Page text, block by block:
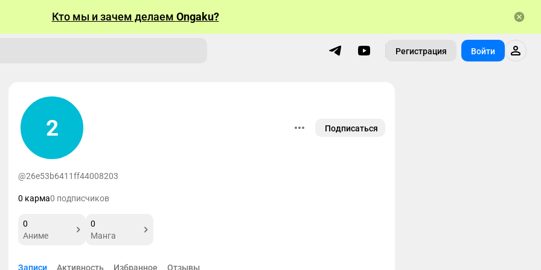
Кто мы и зачем делаем Ongaku?
Регистрация Войти
2 Подписаться
@26e53b6411ff44008203
0 карма0 подписчиков
0
Аниме
0
Манга
Записи Активность Избранное Отзывы